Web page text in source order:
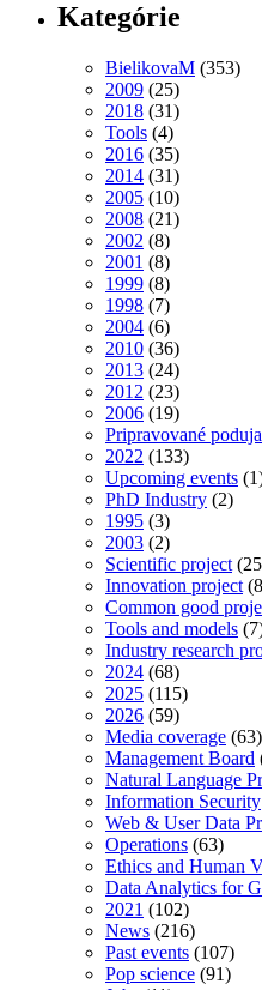
Kategórie
BielikovaM (353)
2009 (25)
2018 (31)
Tools (4)
2016 (35)
2014 (31)
2005 (10)
2008 (21)
2002 (8)
2001 (8)
1999 (8)
1998 (7)
2004 (6)
2010 (36)
2013 (24)
2012 (23)
2006 (19)
Pripravované
2022 (133)
Upcoming events
PhD Industry (2)
1995 (3)
2003 (2)
Scientific project
Innovation project
Common good
Tools and models
Industry research
2024 (68)
2025 (115)
2026 (59)
Media coverage (63)
Management Board
Natural Language
Information Security
Web & User Data
Operations (63)
Ethics and Human
Data Analytics for
2021 (102)
News (216)
Past events (107)
Pop science (91)